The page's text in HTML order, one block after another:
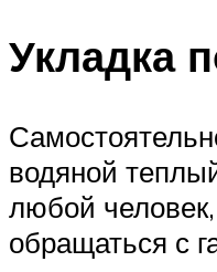
Укладка
водяной
любой
обращаться с